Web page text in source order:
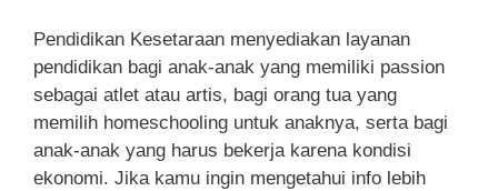
Pendidikan Kesetaraan menyediakan layanan
pendidikan bagi anak-anak yang memiliki passion
sebagai atlet atau artis, bagi orang tua yang
memilih homeschooling untuk anaknya, serta bagi
anak-anak yang harus bekerja karena kondisi
ekonomi. Jika kamu ingin mengetahui info lebih